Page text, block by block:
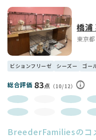
橋浦
東京都
ビションフリーゼ シーズー ゴー
総合評価 83点 （10/12）
BreederFamiliesのコ